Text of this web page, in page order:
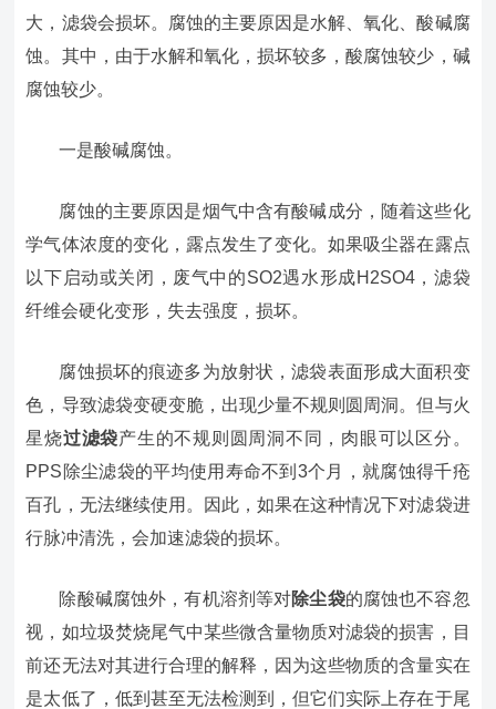
大，滤袋会损坏。腐蚀的主要原因是水解、氧化、酸碱腐
蚀。其中，由于水解和氧化，损坏较多，酸腐蚀较少，碱
腐蚀较少。
一是酸碱腐蚀。
腐蚀的主要原因是烟气中含有酸碱成分，随着这些化
学气体浓度的变化，露点发生了变化。如果吸尘器在露点
以下启动或关闭，废气中的SO2遇水形成H2SO4，滤袋
纤维会硬化变形，失去强度，损坏。
腐蚀损坏的痕迹多为放射状，滤袋表面形成大面积变
色，导致滤袋变硬变脆，出现少量不规则圆周洞。但与火
星烧过滤袋产生的不规则圆周洞不同，肉眼可以区分。
PPS除尘滤袋的平均使用寿命不到3个月，就腐蚀得千疮
百孔，无法继续使用。因此，如果在这种情况下对滤袋进
行脉冲清洗，会加速滤袋的损坏。
除酸碱腐蚀外，有机溶剂等对除尘袋的腐蚀也不容忽
视，如垃圾焚烧尾气中某些微含量物质对滤袋的损害，目
前还无法对其进行合理的解释，因为这些物质的含量实在
是太低了，低到甚至无法检测到，但它们实际上存在于尾